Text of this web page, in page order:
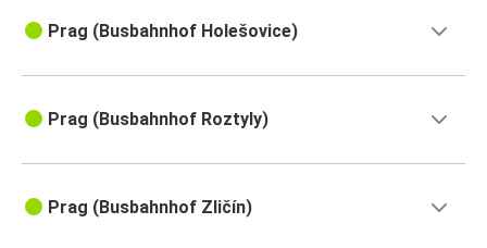
Prag (Busbahnhof Holešovice)
Prag (Busbahnhof Roztyly)
Prag (Busbahnhof Zličín)